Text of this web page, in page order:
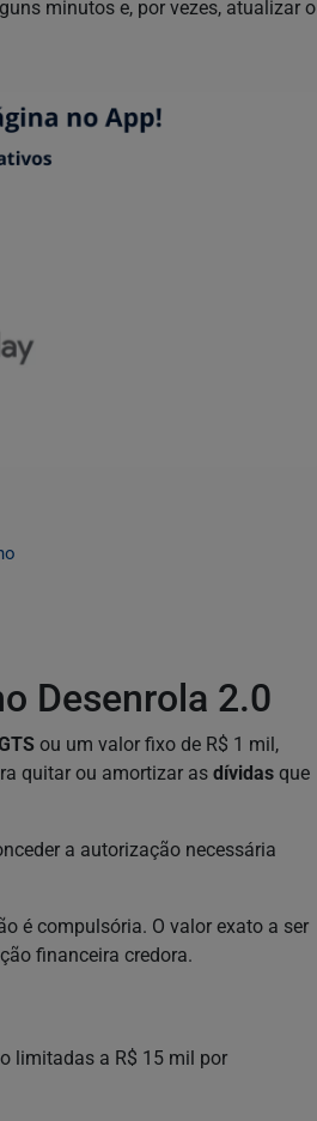
minutos e, por vezes, atualizar o
Desenrola 2.0
ou um valor fixo de R$ 1 mil,
quitar ou amortizar as dívidas que
a autorização necessária
é compulsória. O valor exato a ser
financeira credora.
limitadas a R$ 15 mil por